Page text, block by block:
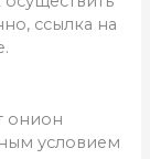
ссылка на
онион
условием